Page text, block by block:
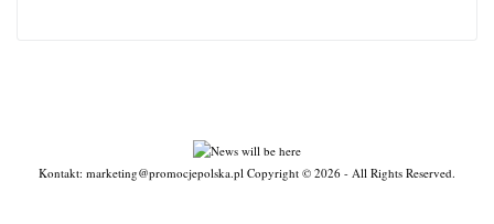
Kontakt: marketing@promocjepolska.pl Copyright © 2026 - All Rights Reserved.